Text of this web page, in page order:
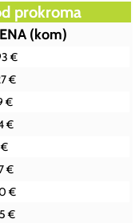
prokroma
(kom)
€
€
€
€
€
€
€
€